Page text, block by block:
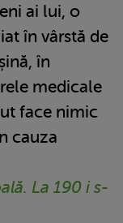
ai lui, o
în vârstă de
în
medicale
face nimic
cauza
La 190 i s-